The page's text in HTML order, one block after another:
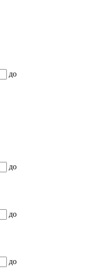
до
до
до
до